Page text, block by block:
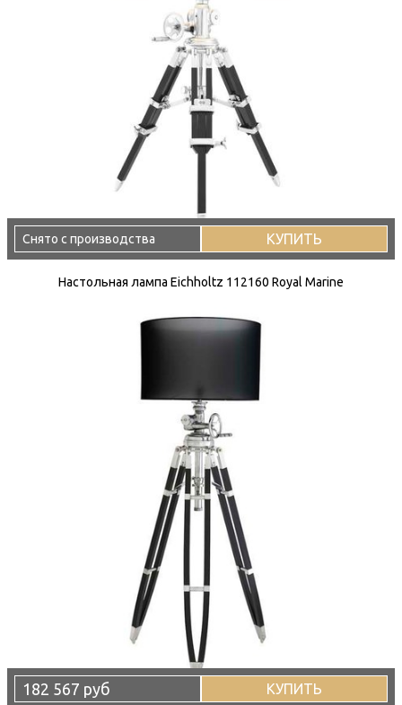
Снято с производства КУПИТЬ
Настольная лампа Eichholtz 112160 Royal Marine
182 567 руб КУПИТЬ